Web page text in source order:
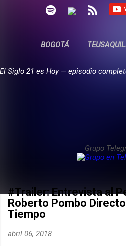
BOGOTÁ
El Siglo 21 es Hoy — episodio
Grupo
#Trailer: Entrevista al
Roberto Pombo
Tiempo
abril 06, 2018